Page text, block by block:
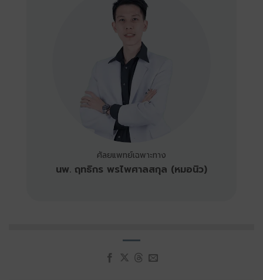
ศัลยแพทย์เฉพาะทาง
นพ. ฤทธิกร พรไพศาลสกุล (หมอนิว)